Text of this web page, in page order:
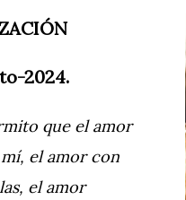
2024.
que el amor
el amor con
el amor